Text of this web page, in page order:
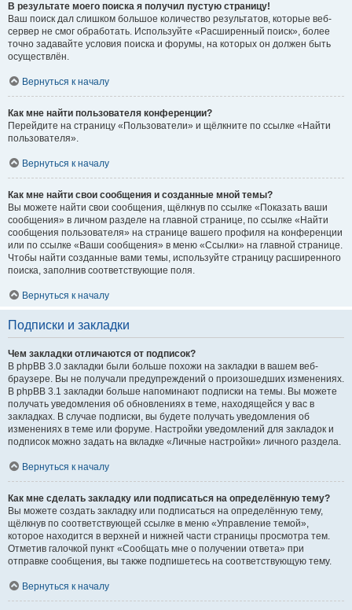
В результате моего поиска я получил пустую страницу!
Ваш поиск дал слишком большое количество результатов, которые веб-
сервер не смог обработать. Используйте «Расширенный поиск», более
точно задавайте условия поиска и форумы, на которых он должен быть
осуществлён.
Вернуться к началу
Как мне найти пользователя конференции?
Перейдите на страницу «Пользователи» и щёлкните по ссылке «Найти
пользователя».
Вернуться к началу
Как мне найти свои сообщения и созданные мной темы?
Вы можете найти свои сообщения, щёлкнув по ссылке «Показать ваши
сообщения» в личном разделе на главной странице, по ссылке «Найти
сообщения пользователя» на странице вашего профиля на конференции
или по ссылке «Ваши сообщения» в меню «Ссылки» на главной странице.
Чтобы найти созданные вами темы, используйте страницу расширенного
поиска, заполнив соответствующие поля.
Вернуться к началу
Подписки и закладки
Чем закладки отличаются от подписок?
В phpBB 3.0 закладки были больше похожи на закладки в вашем веб-
браузере. Вы не получали предупреждений о произошедших изменениях.
В phpBB 3.1 закладки больше напоминают подписки на темы. Вы можете
получать уведомления об обновлениях в теме, находящейся у вас в
закладках. В случае подписки, вы будете получать уведомления об
изменениях в теме или форуме. Настройки уведомлений для закладок и
подписок можно задать на вкладке «Личные настройки» личного раздела.
Вернуться к началу
Как мне сделать закладку или подписаться на определённую тему?
Вы можете создать закладку или подписаться на определённую тему,
щёлкнув по соответствующей ссылке в меню «Управление темой»,
которое находится в верхней и нижней части страницы просмотра тем.
Отметив галочкой пункт «Сообщать мне о получении ответа» при
отправке сообщения, вы также подпишетесь на соответствующую тему.
Вернуться к началу